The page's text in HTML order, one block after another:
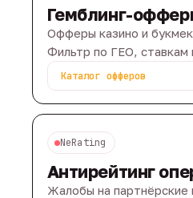
Гемблинг-
Офферы казино и
Фильтр по ГЕО, ставкам
Каталог офферов
NeRating
Антирейтинг
Жалобы на партнёрские